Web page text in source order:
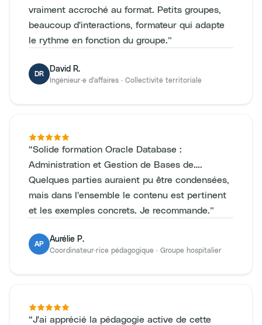
vraiment accroché au format. Petits groupes,
beaucoup d'interactions, formateur qui adapte
le rythme en fonction du groupe.”
DR
David R.
Ingénieur·e d'affaires · Collectivité territoriale
“Solide formation Oracle Database :
Administration et Gestion de Bases de….
Quelques parties auraient pu être condensées,
mais dans l'ensemble le contenu est pertinent
et les exemples concrets. Je recommande.”
AP
Aurélie P.
Coordinateur·rice pédagogique · Groupe hospitalier
“J'ai apprécié la pédagogie active de cette